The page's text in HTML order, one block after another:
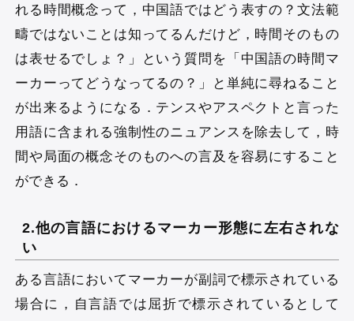
れる時間概念って，中国語ではどう表すの？文法範
疇ではないことは知ってるんだけど，時間そのもの
は表せるでしょ？」という質問を「中国語の時間マ
ーカーってどうなってるの？」と単純に尋ねること
が出来るようになる．テンスやアスペクトと言った
用語に含まれる強制性のニュアンスを除去して，時
間や局面の概念そのものへの言及を容易にすること
ができる．
2.他の言語におけるマーカー形態に左右されな
い
ある言語においてマーカーが副詞で標示されている
場合に，自言語では屈折で標示されているとして